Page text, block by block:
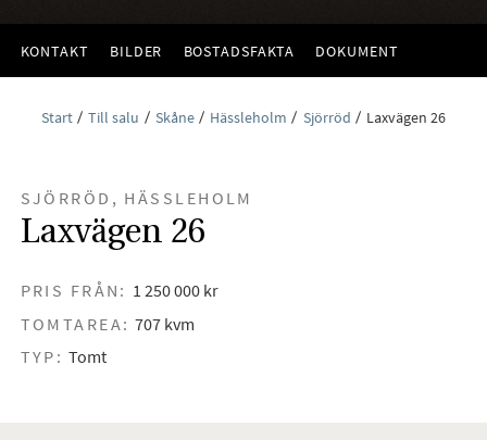
KONTAKT BILDER BOSTADSFAKTA DOKUMENT
Start Till salu Skåne Hässleholm Sjörröd Laxvägen 26
SJÖRRÖD, HÄSSLEHOLM
Laxvägen 26
PRIS FRÅN: 1 250 000 kr
TOMTAREA: 707 kvm
TYP: Tomt